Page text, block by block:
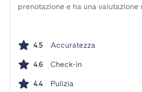
prenotazione e ha una
4.5 Accuratezza
4.6 Check-in
4.4 Pulizia